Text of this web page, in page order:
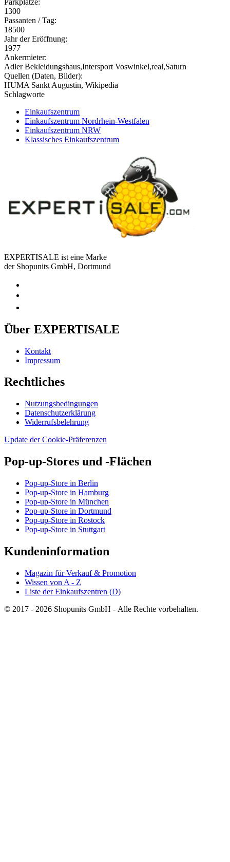
1300
Passanten / Tag:
18500
Jahr der Eröffnung:
1977
Ankermieter:
Adler Bekleidungshaus,Intersport Voswinkel,real,Saturn
Quellen (Daten, Bilder):
HUMA Sankt Augustin, Wikipedia
Schlagworte
Einkaufszentrum
Einkaufszentrum Nordrhein-Westfalen
Einkaufszentrum NRW
Klassisches Einkaufszentrum
EXPERTISALE ist eine Marke
der Shopunits GmbH, Dortmund
Über EXPERTISALE
Kontakt
Impressum
Rechtliches
Nutzungsbedingungen
Datenschutzerklärung
Widerrufsbelehrung
Update der Cookie-Präferenzen
Pop-up-Stores und -Flächen
Pop-up-Store in Berlin
Pop-up-Store in Hamburg
Pop-up-Store in München
Pop-up-Store in Dortmund
Pop-up-Store in Rostock
Pop-up-Store in Stuttgart
Kundeninformation
Magazin für Verkauf & Promotion
Wissen von A - Z
Liste der Einkaufszentren (D)
© 2017 - 2026 Shopunits GmbH - Alle Rechte vorbehalten.